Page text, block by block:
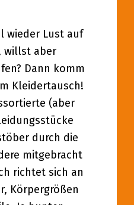
wieder Lust auf
willst aber
Dann komm
Kleidertausch!
(aber
durch die
mitgebracht
richtet sich an
Körpergrößen